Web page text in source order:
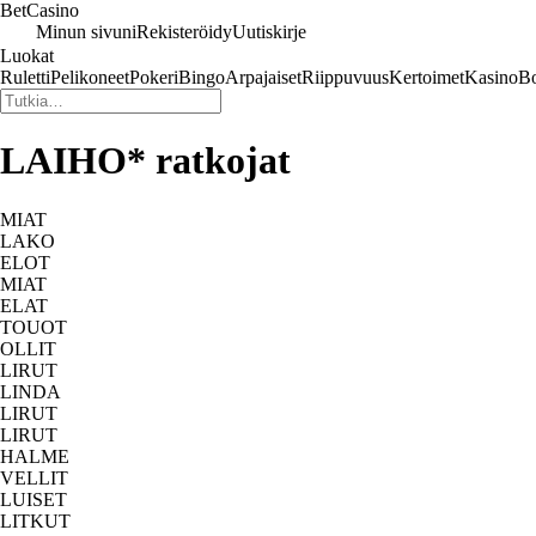
BetCasino
Minun sivuniRekisteröidyUutiskirje
Luokat
RulettiPelikoneetPokeriBingoArpajaisetRiippuvuusKertoimetKasino
LAIHO* ratkojat
MIAT
LAKO
ELOT
MIAT
ELAT
TOUOT
OLLIT
LIRUT
LINDA
LIRUT
LIRUT
HALME
VELLIT
LUISET
LITKUT